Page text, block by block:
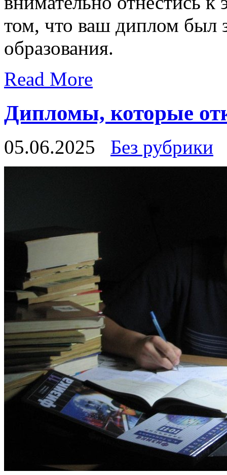
том, что ваш диплом был
образования.
Read More
Дипломы, которые
05.06.2025 Без рубрики